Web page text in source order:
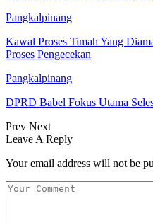
Pangkalpinang
Kawal Proses Timah Yang
Proses Pengecekan
Pangkalpinang
DPRD Babel Fokus Utama
Prev Next
Leave A Reply
Your email address will not be